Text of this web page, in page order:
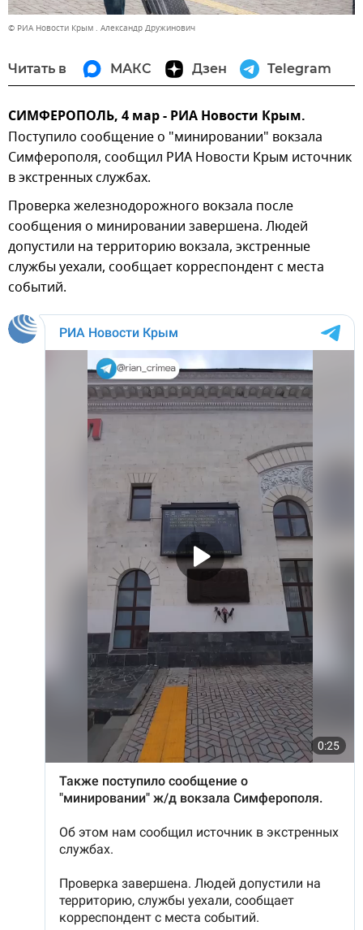
© РИА Новости Крым . Александр Дружинович
Читать в МАКС Дзен Telegram
СИМФЕРОПОЛЬ, 4 мар - РИА Новости Крым.
Поступило сообщение о "минировании" вокзала
Симферополя, сообщил РИА Новости Крым источник
в экстренных службах.
Проверка железнодорожного вокзала после
сообщения о минировании завершена. Людей
допустили на территорию вокзала, экстренные
службы уехали, сообщает корреспондент с места
событий.